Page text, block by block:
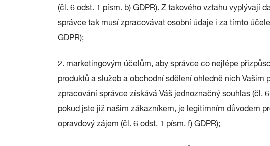
(čl. 6 odst. 1 písm. b) GDPR). Z takového vztahu vyplývají
správce tak musí zpracovávat osobní údaje i za tímto
GDPR);
2. marketingovým účelům, aby správce co nejlépe
produktů a služeb a obchodní sdělení ohledně nich Vašim
zpracování správce získává Váš jednoznačný souhlas (čl.
pokud jste již našim zákazníkem, je legitimním důvodem
opravdový zájem (čl. 6 odst. 1 písm. f) GDPR);